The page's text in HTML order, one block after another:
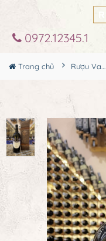
0972.12345.1
Trang chủ Rượu Vang Hộp Quà